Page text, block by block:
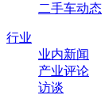
二手车动态
行业
业内新闻
产业评论
访谈